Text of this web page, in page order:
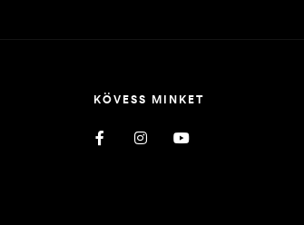
KÖVESS MINKET